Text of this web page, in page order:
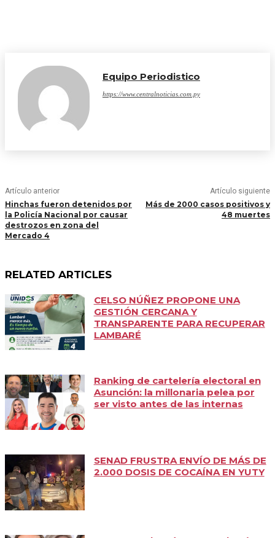
Equipo Periodistico
https://www.centralnoticias.com.py
Artículo anterior
Hinchas fueron detenidos por
la Policía Nacional por causar
destrozos en zona del
Mercado 4
Artículo siguiente
Más de 2000 casos positivos y
48 muertes
RELATED ARTICLES
CELSO NÚÑEZ PROPONE UNA
GESTIÓN CERCANA Y
TRANSPARENTE PARA RECUPERAR
LAMBARÉ
Ranking de cartelería electoral en
Asunción: la millonaria pelea por
ser visto antes de las internas
SENAD FRUSTRA ENVÍO DE MÁS DE
2.000 DOSIS DE COCAÍNA EN YUTY